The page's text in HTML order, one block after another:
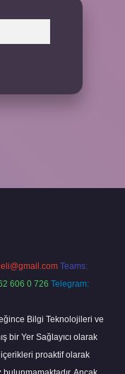
Teams:
606 0 726 Telegram:
Bilgi Teknolojileri ve
bir Yer Sağlayıcı olarak
proaktif olarak